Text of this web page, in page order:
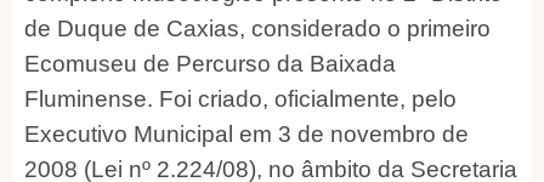
de Duque de Caxias, considerado o primeiro
Ecomuseu de Percurso da Baixada
Fluminense. Foi criado, oficialmente, pelo
Executivo Municipal em 3 de novembro de
2008 (Lei nº 2.224/08), no âmbito da Secretaria